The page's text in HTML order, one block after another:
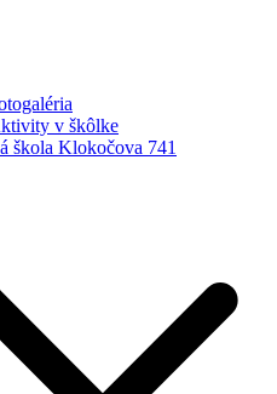
v škôlke
škola Klokočova 741